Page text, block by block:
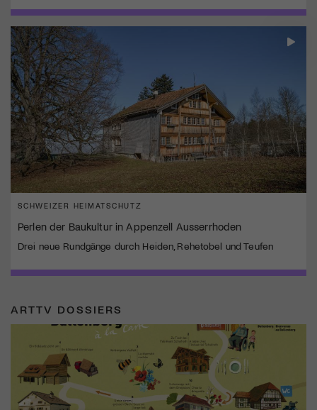
SCHWEIZER HEIMATSCHUTZ
Perlen der Baukultur in Appenzell Ausserrhoden
Drei neue Rundgänge durch Heiden, Rehetobel und Teufen
ARTTV DOSSIERS